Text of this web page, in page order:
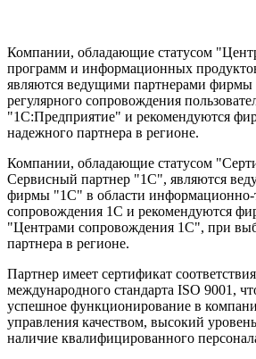
Компании, обладающие статусом
программ и информационных
являются ведущими партнерами фирмы
регулярного сопровождения
"1С:Предприятие" и рекомендуются
надежного партнера в регионе.
Компании, обладающие статусом
Сервисный партнер "1С", являются
фирмы "1С" в области информационно-
сопровождения 1C и рекомендуются
"Центрами сопровождения 1С", при
партнера в регионе.
Партнер имеет сертификат
международного стандарта ISO 9001,
успешное функционирование в
управления качеством, высокий
наличие квалифицированного